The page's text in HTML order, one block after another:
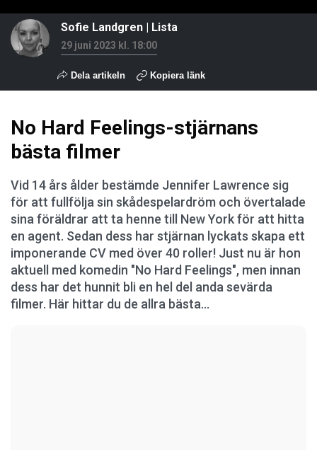
Sofie Landgren | Lista
29 juni 2023 kl. 18:00
Dela artikeln Kopiera länk
No Hard Feelings-stjärnans
bästa filmer
Vid 14 års ålder bestämde Jennifer Lawrence sig
för att fullfölja sin skådespelardröm och övertalade
sina föräldrar att ta henne till New York för att hitta
en agent. Sedan dess har stjärnan lyckats skapa ett
imponerande CV med över 40 roller! Just nu är hon
aktuell med komedin "No Hard Feelings", men innan
dess har det hunnit bli en hel del anda sevärda
filmer. Här hittar du de allra bästa...